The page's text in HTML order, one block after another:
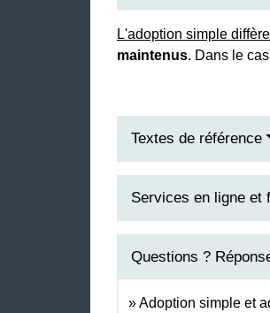
L'adoption simple
maintenus. Dans le
Textes de référence
Services en ligne et
Questions ?
Adoption simple et